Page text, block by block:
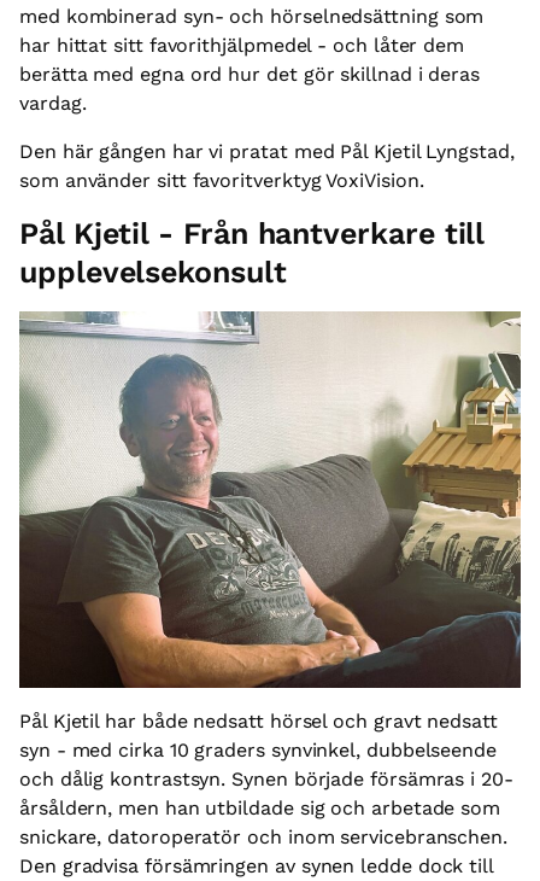
med kombinerad syn- och hörselnedsättning som
har hittat sitt favorithjälpmedel - och låter dem
berätta med egna ord hur det gör skillnad i deras
vardag.
Den här gången har vi pratat med Pål Kjetil Lyngstad,
som använder sitt favoritverktyg VoxiVision.
Pål Kjetil - Från hantverkare till
upplevelsekonsult
Pål Kjetil har både nedsatt hörsel och gravt nedsatt
syn - med cirka 10 graders synvinkel, dubbelseende
och dålig kontrastsyn. Synen började försämras i 20-
årsåldern, men han utbildade sig och arbetade som
snickare, datoroperatör och inom servicebranschen.
Den gradvisa försämringen av synen ledde dock till